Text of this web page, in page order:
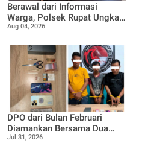
Berawal dari Informasi
Warga, Polsek Rupat Ungkap
Kasus Sabu dan Amankan
Aug 04, 2026
DPO dari Bulan Februari
Diamankan Bersama Dua
Rekan Lainnya Terkait
Jul 31, 2026